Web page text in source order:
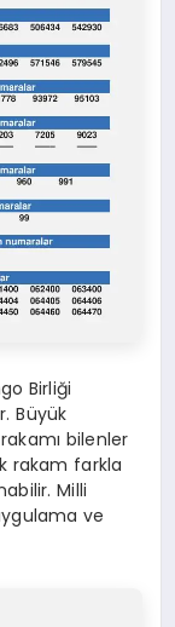
Birliği
Büyük
bilenler
rakam farkla
Milli
ve